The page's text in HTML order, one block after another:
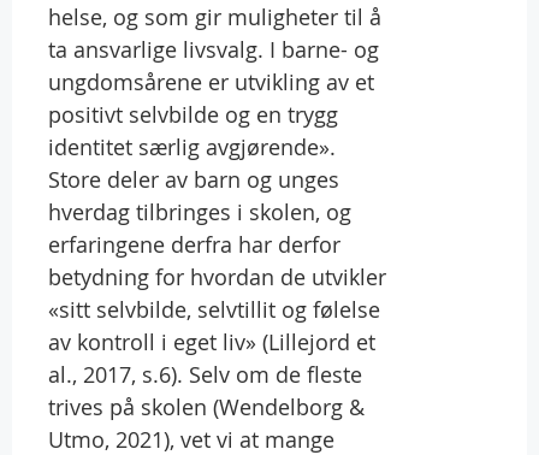
helse, og som gir muligheter til å
ta ansvarlige livsvalg. I barne- og
ungdomsårene er utvikling av et
positivt selvbilde og en trygg
identitet særlig avgjørende».
Store deler av barn og unges
hverdag tilbringes i skolen, og
erfaringene derfra har derfor
betydning for hvordan de utvikler
«sitt selvbilde, selvtillit og følelse
av kontroll i eget liv» (Lillejord et
al., 2017, s.6). Selv om de fleste
trives på skolen (Wendelborg &
Utmo, 2021), vet vi at mange